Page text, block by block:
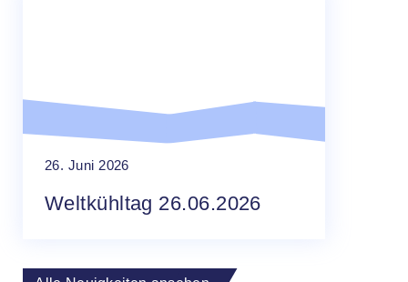
26. Juni 2026
Weltkühltag 26.06.2026